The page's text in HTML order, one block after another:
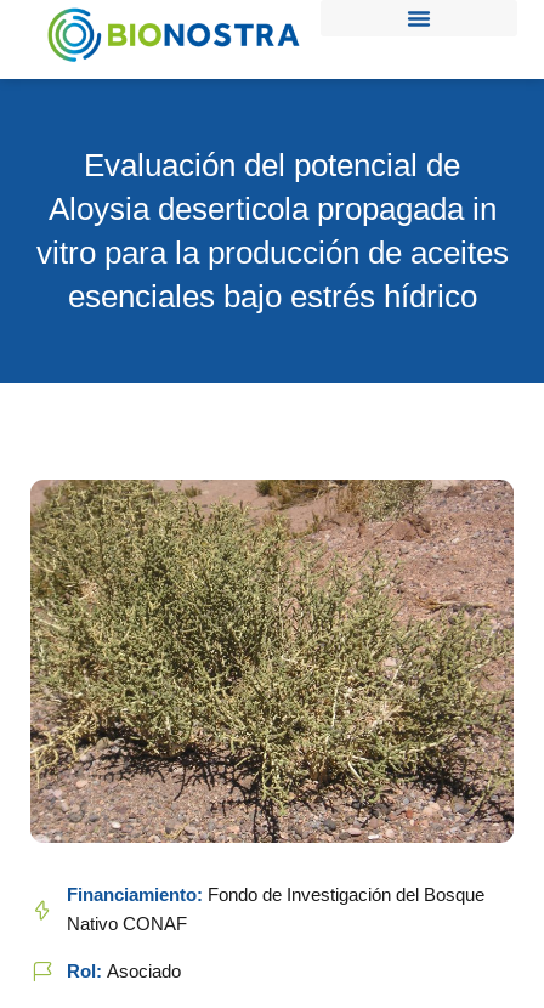
Evaluación del potencial de
Aloysia deserticola propagada in
vitro para la producción de aceites
esenciales bajo estrés hídrico
Financiamiento: Fondo de Investigación del Bosque
Nativo CONAF
Rol: Asociado